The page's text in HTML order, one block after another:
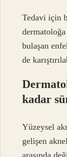
Tedavi için
dermatoloğa
bulaşan
de
kadar
Yüzeysel
gelişen
arasında